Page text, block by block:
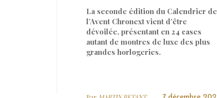
La seconde édition du Calendrier de
l’Avent Chronext vient d’être
dévoilée, présentant en 24 cases
autant de montres de luxe des plus
grandes horlogeries.